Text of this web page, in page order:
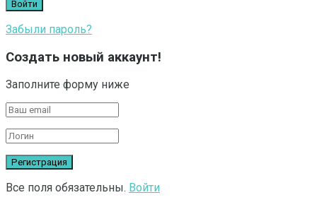
Забыли пароль?
Создать новый аккаунт!
Заполните форму ниже
Все поля обязательны. Войти